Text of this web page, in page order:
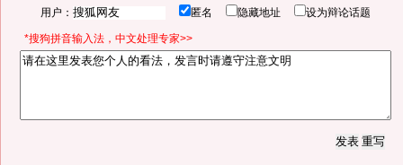
用户： 匿名 隐藏地址 设为辩论话题
*搜狗拼音输入法，中文处理专家>>